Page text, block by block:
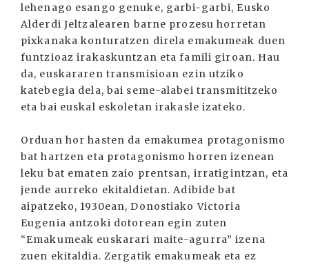
lehenago esango genuke, garbi-garbi, Eusko
Alderdi Jeltzalearen barne prozesu horretan
pixkanaka konturatzen direla emakumeak duen
funtzioaz irakaskuntzan eta famili giroan. Hau
da, euskararen transmisioan ezin utziko
katebegia dela, bai seme-alabei transmititzeko
eta bai euskal eskoletan irakasle izateko.
Orduan hor hasten da emakumea protagonismo
bat hartzen eta protagonismo horren izenean
leku bat ematen zaio prentsan, irratigintzan, eta
jende aurreko ekitaldietan. Adibide bat
aipatzeko, 1930ean, Donostiako Victoria
Eugenia antzoki dotorean egin zuten
“Emakumeak euskarari maite-agurra” izena
zuen ekitaldia. Zergatik emakumeak eta ez